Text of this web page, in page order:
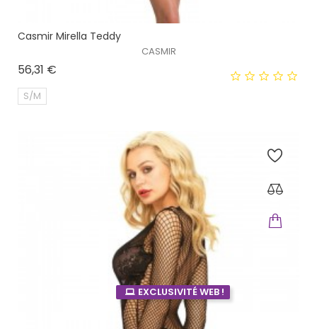
Casmir Mirella Teddy
CASMIR
56,31 €
S/M
EXCLUSIVITÉ WEB !